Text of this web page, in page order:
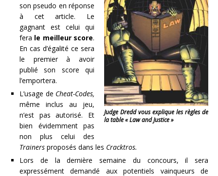
Judge Dredd vous explique les règles de
la table « Law and Justice »
son pseudo en réponse
à cet article. Le
gagnant est celui qui
fera le meilleur score.
En cas d’égalité ce sera
le premier à avoir
publié son score qui
l’emportera.
L’usage de Cheat-Codes,
même inclus au jeu,
n’est pas autorisé. Et
bien évidemment pas
non plus celui des
Trainers proposés dans les Cracktros.
Lors de la dernière semaine du concours, il sera
expressément demandé aux potentiels vainqueurs de